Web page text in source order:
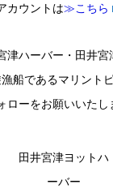
カウントは≫こちら
津ハーバー・田井宮
船であるマリント
ローをお願いいたし
田井宮津ヨットハ
ーバー